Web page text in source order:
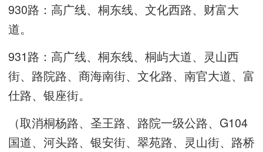
930路：高广线、桐东线、文化西路、财富大
道。
931路：高广线、桐东线、桐屿大道、灵山西
街、路院路、商海南街、文化路、南官大道、富
仕路、银座街。
（取消桐杨路、圣王路、路院一级公路、G104
国道、河头路、银安街、翠苑路、灵山街、路桥